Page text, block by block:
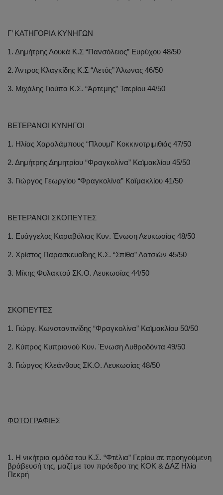
Γ’ ΚΑΤΗΓΟΡΙΑ ΚΥΝΗΓΩΝ
1. Δημήτρης Λουκά Κ.Σ “Πανσόλειος” Ευρύχου 48/50
2. Άντρος Κλαγκίδης Κ.Σ “Αετός” Άλωνας 46/50
3. Μιχάλης Γιούπα Κ.Σ. “Άρτεμης” Τσερίου 44/50
ΒΕΤΕΡΑΝΟΙ ΚΥΝΗΓΟΙ
1. Ηλίας Χαραλάμπους “Πλουμί” Κοκκινοτριμιθιάς 47/50
2. Δημήτρης Δημητρίου “Φραγκολίνα” Καϊμακλίου 45/50
3. Γιώργος Γεωργίου “Φραγκολίνα” Καϊμακλίου 41/50
ΒΕΤΕΡΑΝΟΙ ΣΚΟΠΕΥΤΕΣ
1. Ευάγγελος Καραβόλιας Κυν. Ένωση Λευκωσίας 48/50
2. Χρίστος Παρασκευαΐδης Κ.Σ. “Σπίθα” Λατσιών 45/50
3. Μίκης Φυλακτού ΣΚ.Ο. Λευκωσίας 44/50
ΣΚΟΠΕΥΤΕΣ
1. Γιώργ. Κωνσταντινίδης “Φραγκολίνα” Καϊμακλίου 50/50
2. Κύπρος Κυπριανού Κυν. Ένωση Λυθροδόντα 49/50
3. Γιώργος Κλεάνθους ΣΚ.Ο. Λευκωσίας 48/50
ΦΩΤΟΓΡΑΦΙΕΣ
1. Η νικήτρια ομάδα του Κ.Σ. “Φτέλια” Γερίου σε προηγούμενη
βράβευσή της, μαζί με τον πρόεδρο της ΚΟΚ & ΔΑΖ Ηλία
Πεκρή